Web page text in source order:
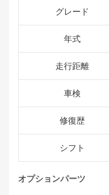
グレード
年式
走行距離
車検
修復歴
シフト
オプションパーツ